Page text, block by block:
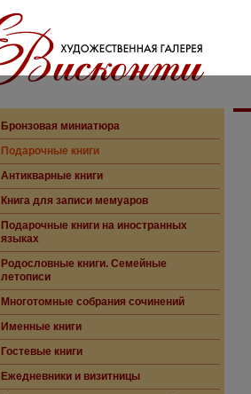
Бронзовая миниатюра
Подарочные книги
Антикварные книги
Книга для записи мемуаров
Подарочные книги на иностранных
языках
Родословные книги. Семейные
летописи
Многотомные собрания сочинений
Именные книги
Гостевые книги
Ежедневники и визитницы